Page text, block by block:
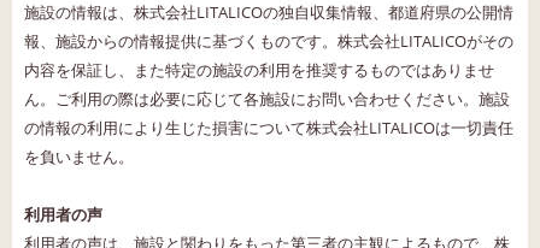
施設の情報は、株式会社LITALICOの独自収集情報、都道府県の公開情
報、施設からの情報提供に基づくものです。株式会社LITALICOがその
内容を保証し、また特定の施設の利用を推奨するものではありませ
ん。ご利用の際は必要に応じて各施設にお問い合わせください。施設
の情報の利用により生じた損害について株式会社LITALICOは一切責任
を負いません。
利用者の声
利用者の声は、施設と関わりをもった第三者の主観によるもので、株